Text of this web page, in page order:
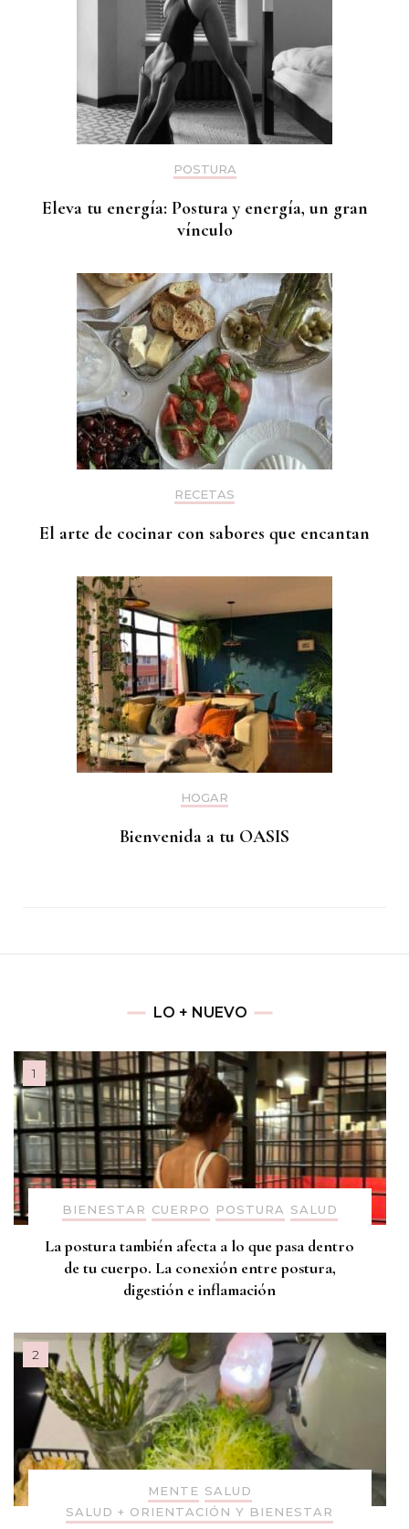
POSTURA
Eleva tu energía: Postura y energía, un gran
vínculo
RECETAS
El arte de cocinar con sabores que encantan
HOGAR
Bienvenida a tu OASIS
LO + NUEVO
BIENESTAR CUERPO POSTURA SALUD
La postura también afecta a lo que pasa dentro
de tu cuerpo. La conexión entre postura,
digestión e inflamación
MENTE SALUD
SALUD + ORIENTACIÓN Y BIENESTAR